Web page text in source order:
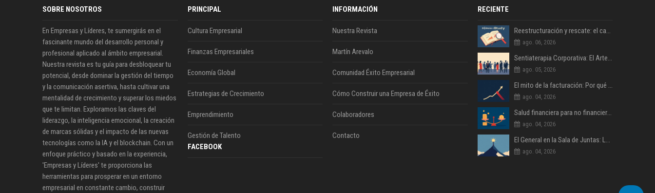
SOBRE NOSOTROS
En Empresas y Líderes, te sumergirás en el
fascinante mundo del desarrollo personal y
profesional aplicado al ámbito empresarial.
Nuestra revista es tu guía para desbloquear tu
potencial, desde dominar la gestión del tiempo
y la comunicación asertiva, hasta cultivar una
mentalidad de crecimiento y superar los miedos
que te limitan. Exploramos las claves del
liderazgo, la inteligencia emocional, la creación
de marcas sólidas y el impacto de las nuevas
tecnologías como la IA y el blockchain. Con un
enfoque práctico y basado en la experiencia,
'Empresas y Líderes' te proporciona las
herramientas para prosperar en un entorno
empresarial en constante cambio, construir
PRINCIPAL
Cultura Empresarial
Finanzas Empresariales
Economía Global
Estrategias de Crecimiento
Emprendimiento
Gestión de Talento
INFORMACIÓN
Nuestra Revista
Martín Arevalo
Comunidad Éxito Empresarial
Cómo Construir una Empresa de Éxito
Colaboradores
Contacto
RECIENTE
Reestructuración y rescate: el caso de una empresa familiar al borde del cierre
ago. 06, 2026
Sentiaterapia Corporativa: El Arte de Decidir con Inteligencia Emocional
ago. 05, 2026
El mito de la facturación: Por qué la rentabilidad es lo único que importa
ago. 04, 2026
Salud financiera para no financieros: Lo que tu contable no te explica
ago. 04, 2026
El General en la Sala de Juntas: Lecciones de Liderazgo Militar para la Empresa Civil
ago. 04, 2026
FACEBOOK